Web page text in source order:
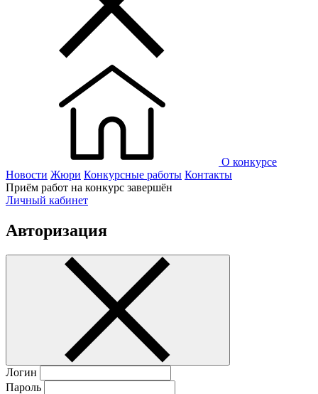
О конкурсе
Новости Жюри Конкурсные работы Контакты
Приём работ на конкурс завершён
Личный кабинет
Авторизация
Логин
Пароль